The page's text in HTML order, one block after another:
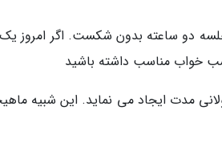
دو ساعته بدون شکست. اگر امروز یک
خواب مناسب داشته باشید
مدت ایجاد می نماید. این شبیه